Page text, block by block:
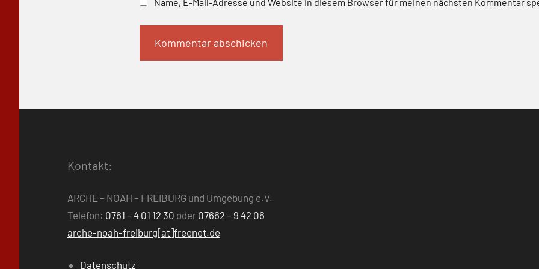
Kontakt:
ARCHE – NOAH – FREIBURG und Umgebung e.V.
Telefon: 0761 – 4 01 12 30 oder 07662 – 9 42 06
arche-noah-freiburg[at]freenet.de
Datenschutz